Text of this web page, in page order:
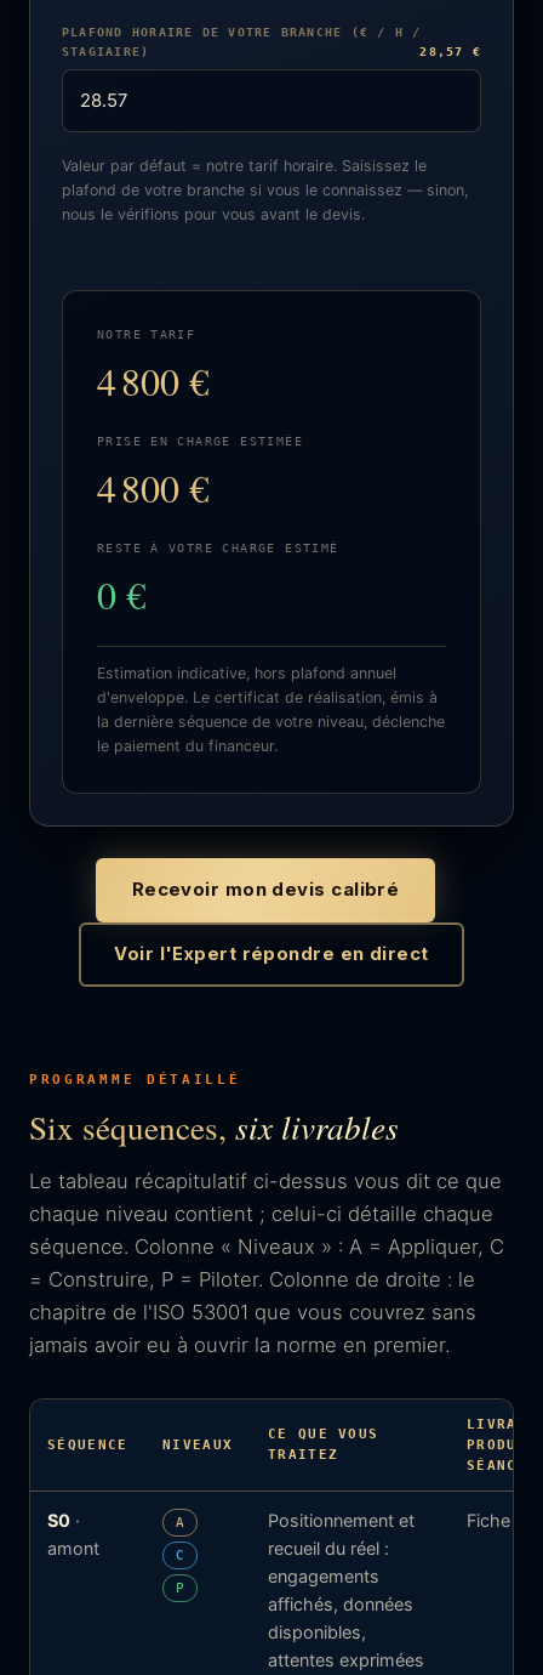
PLAFOND HORAIRE DE VOTRE BRANCHE (€ / H /
STAGIAIRE)
28,57 €
Valeur par défaut = notre tarif horaire. Saisissez le
plafond de votre branche si vous le connaissez — sinon,
nous le vérifions pour vous avant le devis.
NOTRE TARIF
4 800 €
PRISE EN CHARGE ESTIMÉE
4 800 €
RESTE À VOTRE CHARGE ESTIMÉ
0 €
Estimation indicative, hors plafond annuel
d'enveloppe. Le certificat de réalisation, émis à
la dernière séquence de votre niveau, déclenche
le paiement du financeur.
Recevoir mon devis calibré
Voir l'Expert répondre en direct
PROGRAMME DÉTAILLÉ
Six séquences, six livrables
Le tableau récapitulatif ci-dessus vous dit ce que
chaque niveau contient ; celui-ci détaille chaque
séquence. Colonne « Niveaux » : A = Appliquer, C
= Construire, P = Piloter. Colonne de droite : le
chapitre de l'ISO 53001 que vous couvrez sans
jamais avoir eu à ouvrir la norme en premier.
SÉQUENCE NIVEAUX
CE QUE VOUS
TRAITEZ
PRODUIT
SÉANCE
S0 ·
amont
A
C
P
Positionnement et
recueil du réel :
engagements
affichés, données
disponibles,
attentes exprimées
Fiche